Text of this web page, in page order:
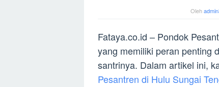
Oleh
Fataya.co.id – Pondok
yang memiliki peran penting
santrinya. Dalam artikel ini,
Pesantren di Hulu Sungai